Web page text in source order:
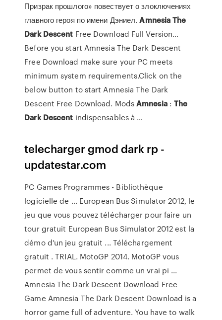
Призрак прошлого» повествует о злоключениях
главного героя по имени Дэниел.Amnesia The
Dark Descent Free Download Full Version…
Before you start Amnesia The Dark Descent
Free Download make sure your PC meets
minimum system requirements.Click on the
below button to start Amnesia The Dark
Descent Free Download. ModsAmnesia:The
Dark Descent indispensables à …
telecharger gmod dark rp -
updatestar.com
PC Games Programmes - Bibliothèque
logicielle de ... European Bus Simulator 2012, le
jeu que vous pouvez télécharger pour faire un
tour gratuit European Bus Simulator 2012 est la
démo d’un jeu gratuit ... Téléchargement
gratuit . TRIAL. MotoGP 2014. MotoGP vous
permet de vous sentir comme un vrai pi ...
Amnesia The Dark Descent Download Free
Game Amnesia The Dark Descent Download is a
horror game full of adventure. You have to walk